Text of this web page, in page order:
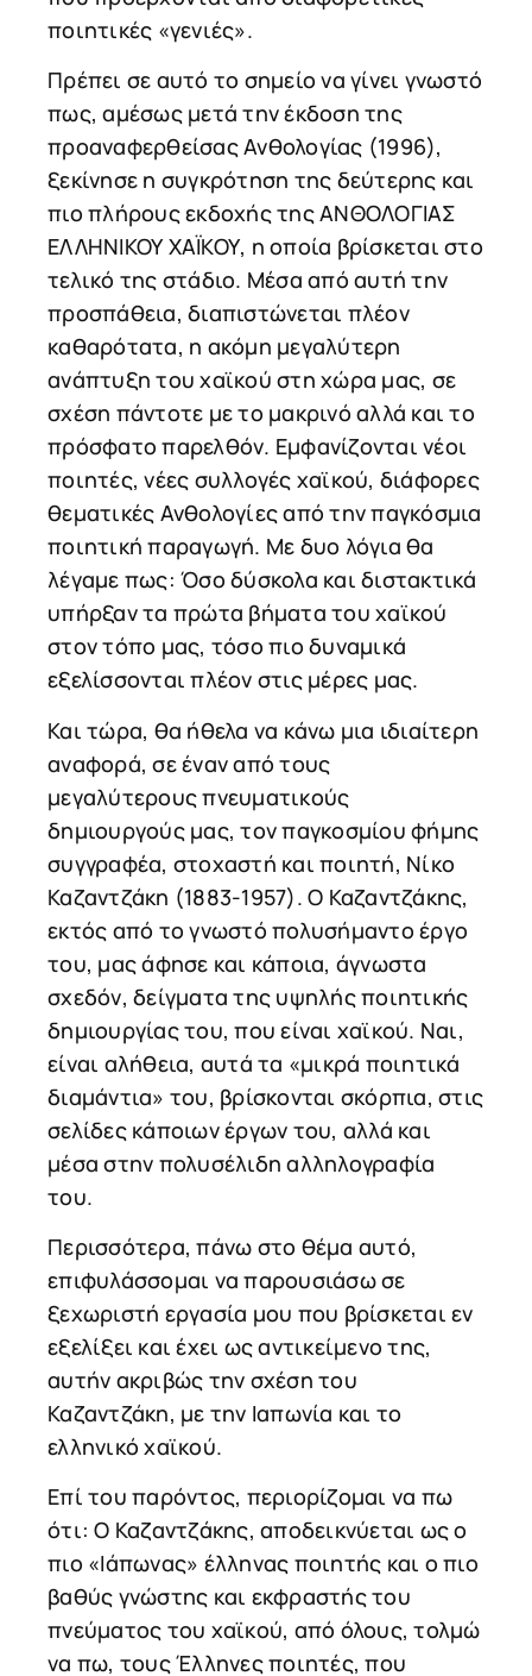
ποιητικές «γενιές».
Πρέπει σε αυτό το σημείο να γίνει γνωστό
πως, αμέσως μετά την έκδοση της
προαναφερθείσας Ανθολογίας (1996),
ξεκίνησε η συγκρότηση της δεύτερης και
πιο πλήρους εκδοχής της ΑΝΘΟΛΟΓΙΑΣ
ΕΛΛΗΝΙΚΟΥ ΧΑΪΚΟΥ, η οποία βρίσκεται στο
τελικό της στάδιο. Μέσα από αυτή την
προσπάθεια, διαπιστώνεται πλέον
καθαρότατα, η ακόμη μεγαλύτερη
ανάπτυξη του χαϊκού στη χώρα μας, σε
σχέση πάντοτε με το μακρινό αλλά και το
πρόσφατο παρελθόν. Εμφανίζονται νέοι
ποιητές, νέες συλλογές χαϊκού, διάφορες
θεματικές Ανθολογίες από την παγκόσμια
ποιητική παραγωγή. Με δυο λόγια θα
λέγαμε πως: Όσο δύσκολα και διστακτικά
υπήρξαν τα πρώτα βήματα του χαϊκού
στον τόπο μας, τόσο πιο δυναμικά
εξελίσσονται πλέον στις μέρες μας.
Και τώρα, θα ήθελα να κάνω μια ιδιαίτερη
αναφορά, σε έναν από τους
μεγαλύτερους πνευματικούς
δημιουργούς μας, τον παγκοσμίου φήμης
συγγραφέα, στοχαστή και ποιητή, Νίκο
Καζαντζάκη (1883-1957). Ο Καζαντζάκης,
εκτός από το γνωστό πολυσήμαντο έργο
του, μας άφησε και κάποια, άγνωστα
σχεδόν, δείγματα της υψηλής ποιητικής
δημιουργίας του, που είναι χαϊκού. Ναι,
είναι αλήθεια, αυτά τα «μικρά ποιητικά
διαμάντια» του, βρίσκονται σκόρπια, στις
σελίδες κάποιων έργων του, αλλά και
μέσα στην πολυσέλιδη αλληλογραφία
του.
Περισσότερα, πάνω στο θέμα αυτό,
επιφυλάσσομαι να παρουσιάσω σε
ξεχωριστή εργασία μου που βρίσκεται εν
εξελίξει και έχει ως αντικείμενο της,
αυτήν ακριβώς την σχέση του
Καζαντζάκη, με την Ιαπωνία και το
ελληνικό χαϊκού.
Επί του παρόντος, περιορίζομαι να πω
ότι: Ο Καζαντζάκης, αποδεικνύεται ως ο
πιο «Ιάπωνας» έλληνας ποιητής και ο πιο
βαθύς γνώστης και εκφραστής του
πνεύματος του χαϊκού, από όλους, τολμώ
να πω, τους Έλληνες ποιητές, που